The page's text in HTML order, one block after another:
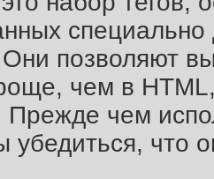
позволяют
чем в
Прежде чем
убедиться, что